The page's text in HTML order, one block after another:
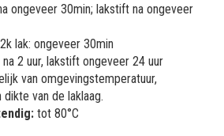
ongeveer 30min; lakstift na ongeveer
lak: ongeveer 30min
2 uur, lakstift ongeveer 24 uur
van omgevingstemperatuur,
van de laklaag.
tot 80°C